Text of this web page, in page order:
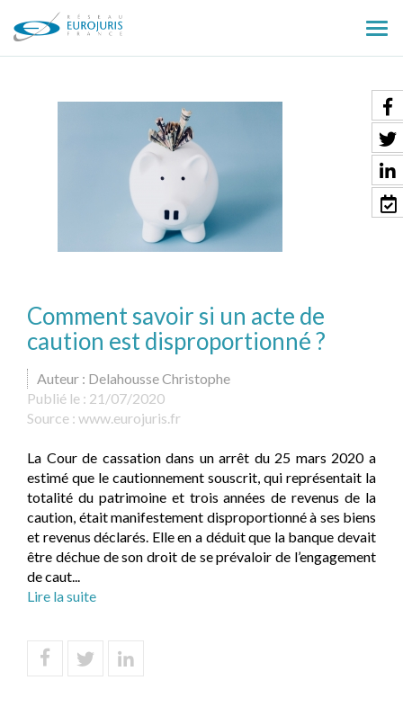
le
Comment savoir si un acte de
caution est disproportionné ?
Auteur : Delahousse Christophe
Publié le : 21/07/2020
Source : www.eurojuris.fr
La Cour de cassation dans un arrêt du 25 mars 2020 a
estimé que le cautionnement souscrit, qui représentait la
totalité du patrimoine et trois années de revenus de la
caution, était manifestement disproportionné à ses biens
et revenus déclarés. Elle en a déduit que la banque devait
être déchue de son droit de se prévaloir de l’engagement
de caut...
Lire la suite